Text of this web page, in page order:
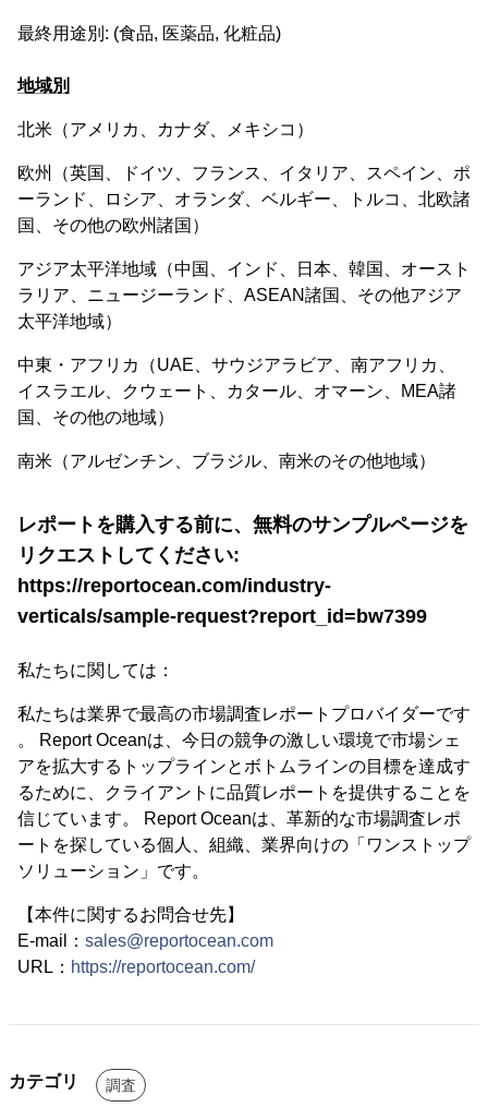
最終用途別: (食品, 医薬品, 化粧品)
地域別
北米（アメリカ、カナダ、メキシコ）
欧州（英国、ドイツ、フランス、イタリア、スペイン、ポ
ーランド、ロシア、オランダ、ベルギー、トルコ、北欧諸
国、その他の欧州諸国）
アジア太平洋地域（中国、インド、日本、韓国、オースト
ラリア、ニュージーランド、ASEAN諸国、その他アジア
太平洋地域）
中東・アフリカ（UAE、サウジアラビア、南アフリカ、
イスラエル、クウェート、カタール、オマーン、MEA諸
国、その他の地域）
南米（アルゼンチン、ブラジル、南米のその他地域）
レポートを購入する前に、無料のサンプルページを
リクエストしてください:
https://reportocean.com/industry-
verticals/sample-request?report_id=bw7399
私たちに関しては：
私たちは業界で最高の市場調査レポートプロバイダーです
。 Report Oceanは、今日の競争の激しい環境で市場シェ
アを拡大するトップラインとボトムラインの目標を達成す
るために、クライアントに品質レポートを提供することを
信じています。 Report Oceanは、革新的な市場調査レポ
ートを探している個人、組織、業界向けの「ワンストップ
ソリューション」です。
【本件に関するお問合せ先】
E-mail： sales@reportocean.com
URL： https://reportocean.com/
カテゴリ 調査